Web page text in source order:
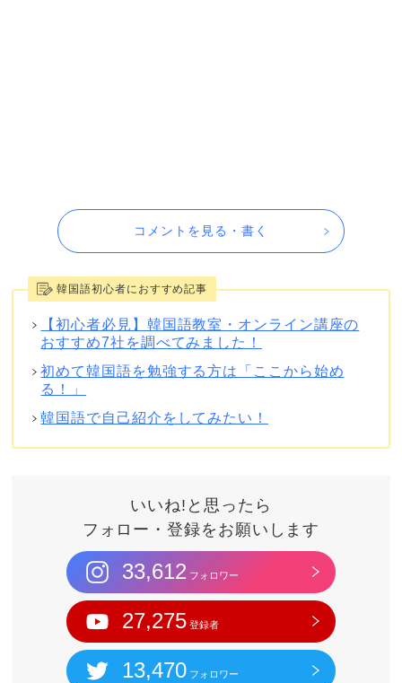
コメントを見る・書く
韓国語初心者におすすめ記事
【初心者必見】韓国語教室・オンライン講座の
おすすめ7社を調べてみました！
初めて韓国語を勉強する方は「ここから始め
る！」
韓国語で自己紹介をしてみたい！
いいね!と思ったら
フォロー・登録をお願いします
33,612 フォロワー
27,275 登録者
13,470 フォロワー